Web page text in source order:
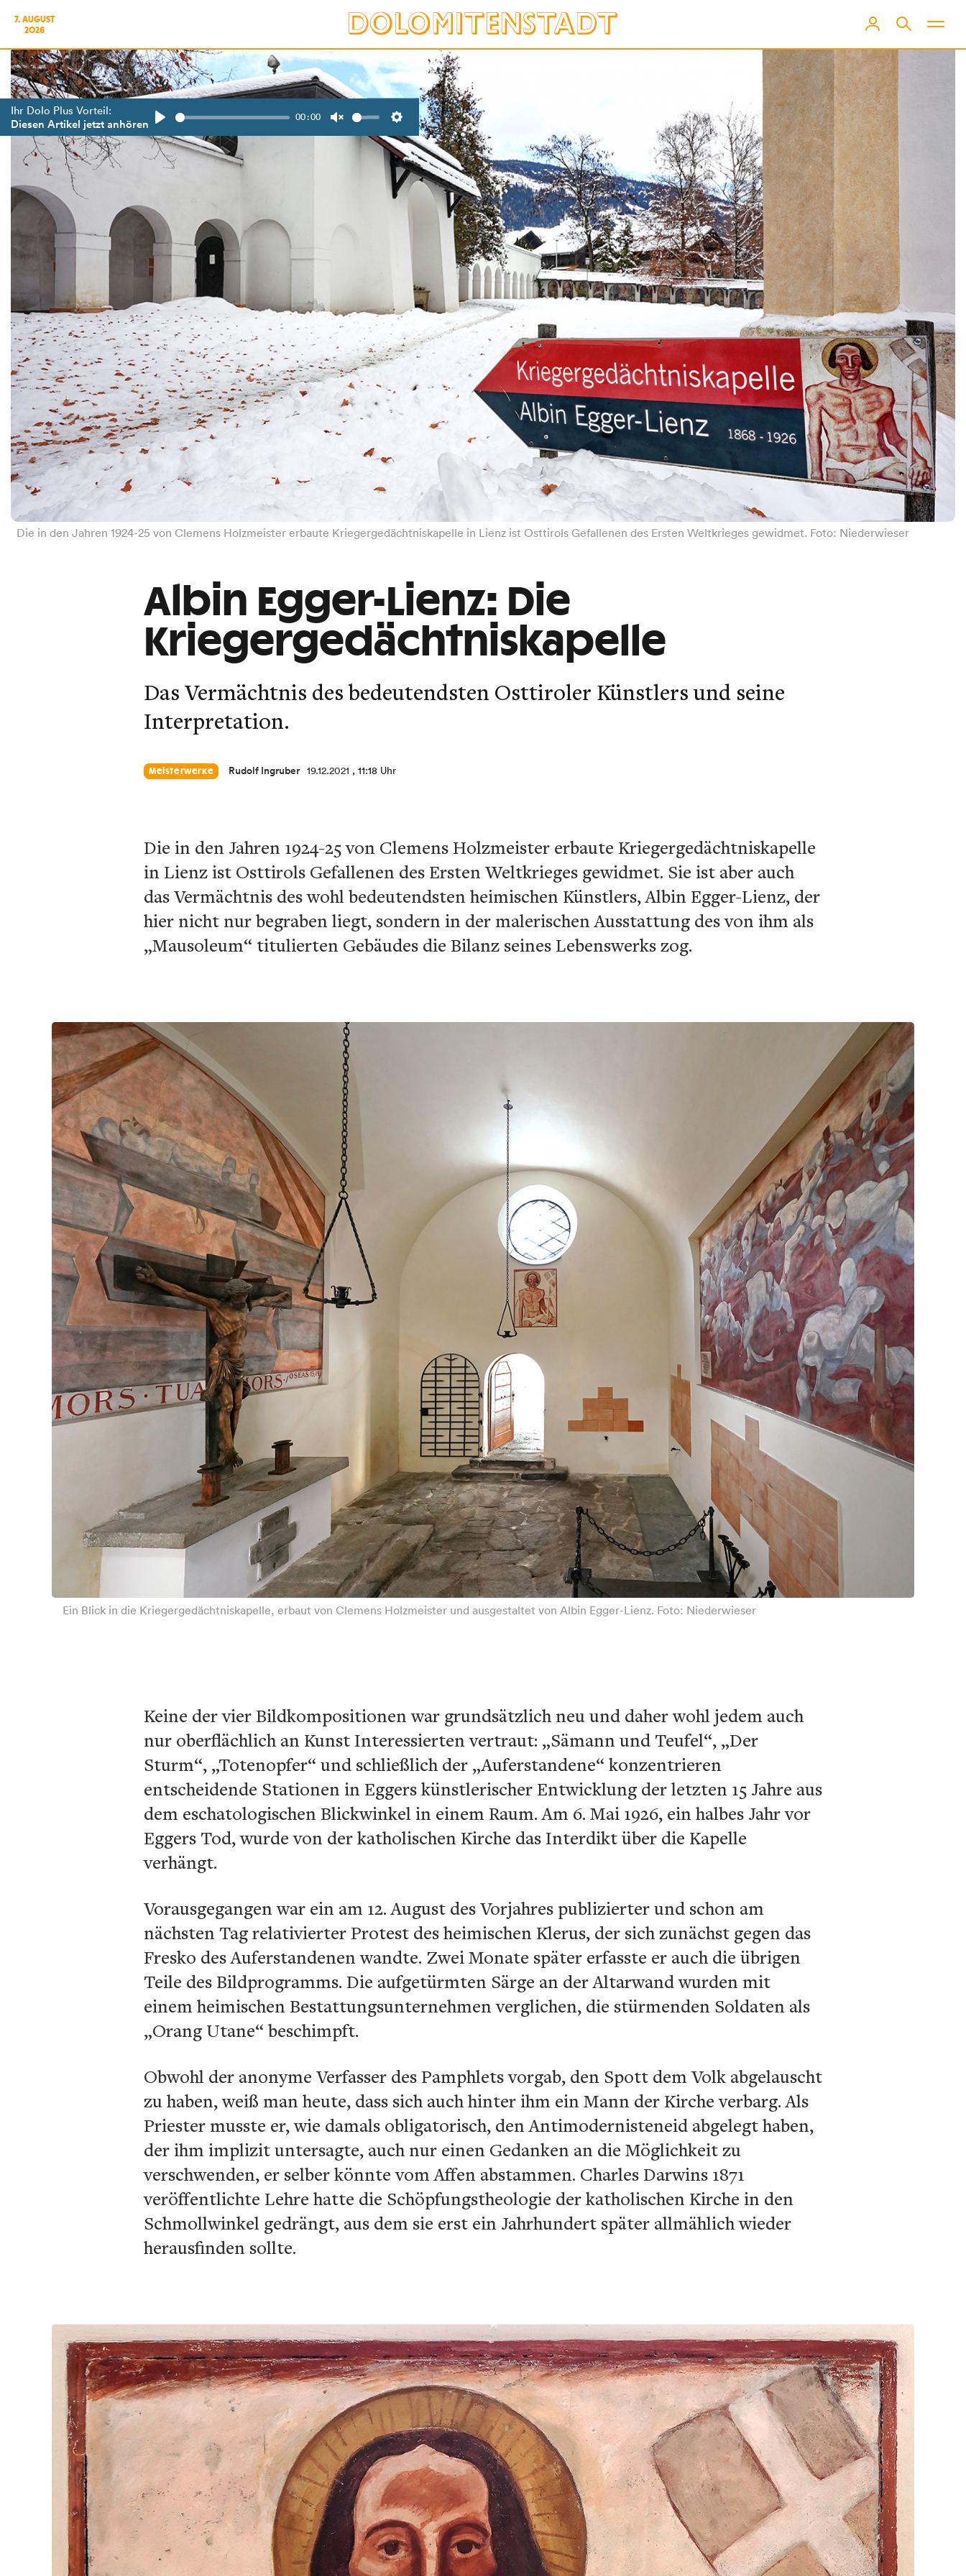
7. AUGUST
2026
Ihr Dolo Plus Vorteil:
Diesen Artikel jetzt anhören 00:00
Settings
Die in den Jahren 1924-25 von Clemens Holzmeister erbaute Kriegergedächtniskapelle in Lienz ist Osttirols Gefallenen des Ersten Weltkrieges gewidmet. Foto: Niederwieser
Albin Egger-Lienz: Die
Kriegergedächtniskapelle
Das Vermächtnis des bedeutendsten Osttiroler Künstlers und seine
Interpretation.
Meisterwerke Rudolf Ingruber 19.12.2021 , 11:18 Uhr
Die in den Jahren 1924-25 von Clemens Holzmeister erbaute Kriegergedächtniskapelle
in Lienz ist Osttirols Gefallenen des Ersten Weltkrieges gewidmet. Sie ist aber auch
das Vermächtnis des wohl bedeutendsten heimischen Künstlers, Albin Egger-Lienz, der
hier nicht nur begraben liegt, sondern in der malerischen Ausstattung des von ihm als
„Mausoleum“ titulierten Gebäudes die Bilanz seines Lebenswerks zog.
Ein Blick in die Kriegergedächtniskapelle, erbaut von Clemens Holzmeister und ausgestaltet von Albin Egger-Lienz. Foto: Niederwieser
Keine der vier Bildkompositionen war grundsätzlich neu und daher wohl jedem auch
nur oberflächlich an Kunst Interessierten vertraut: „Sämann und Teufel“, „Der
Sturm“, „Totenopfer“ und schließlich der „Auferstandene“ konzentrieren
entscheidende Stationen in Eggers künstlerischer Entwicklung der letzten 15 Jahre aus
dem eschatologischen Blickwinkel in einem Raum. Am 6. Mai 1926, ein halbes Jahr vor
Eggers Tod, wurde von der katholischen Kirche das Interdikt über die Kapelle
verhängt.
Vorausgegangen war ein am 12. August des Vorjahres publizierter und schon am
nächsten Tag relativierter Protest des heimischen Klerus, der sich zunächst gegen das
Fresko des Auferstandenen wandte. Zwei Monate später erfasste er auch die übrigen
Teile des Bildprogramms. Die aufgetürmten Särge an der Altarwand wurden mit
einem heimischen Bestattungsunternehmen verglichen, die stürmenden Soldaten als
„Orang Utane“ beschimpft.
Obwohl der anonyme Verfasser des Pamphlets vorgab, den Spott dem Volk abgelauscht
zu haben, weiß man heute, dass sich auch hinter ihm ein Mann der Kirche verbarg. Als
Priester musste er, wie damals obligatorisch, den Antimodernisteneid abgelegt haben,
der ihm implizit untersagte, auch nur einen Gedanken an die Möglichkeit zu
verschwenden, er selber könnte vom Affen abstammen. Charles Darwins 1871
veröffentlichte Lehre hatte die Schöpfungstheologie der katholischen Kirche in den
Schmollwinkel gedrängt, aus dem sie erst ein Jahrhundert später allmählich wieder
herausfinden sollte.